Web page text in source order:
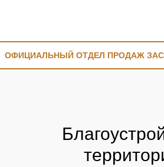
ОФИЦИАЛЬНЫЙ ОТДЕЛ ПРОДАЖ